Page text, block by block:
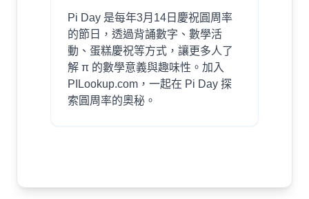
Pi Day 是每年3月14日慶祝圓周率
的節日，透過背誦數字、數學活
動、蛋糕慶祝等方式，讓更多人了
解 π 的數學意義與趣味性。加入
PILookup.com，一起在 Pi Day 探
索圓周率的奧秘。